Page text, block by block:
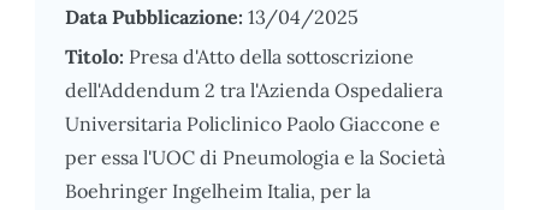
Data Pubblicazione: 13/04/2025
Titolo: Presa d'Atto della sottoscrizione
dell'Addendum 2 tra l'Azienda Ospedaliera
Universitaria Policlinico Paolo Giaccone e
per essa l'UOC di Pneumologia e la Società
Boehringer Ingelheim Italia, per la